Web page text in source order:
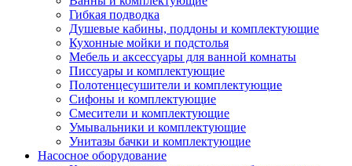
Гибкая подводка
Душевые кабины, поддоны и комплектующие
Кухонные мойки и подстолья
Мебель и аксессуары для ванной комнаты
Писсуары и комплектующие
Полотенцесушители и комплектующие
Сифоны и комплектующие
Смесители и комплектующие
Умывальники и комплектующие
Унитазы бачки и комплектующие
Насосное оборудование